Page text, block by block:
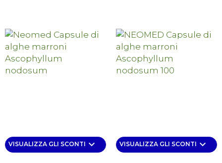
VISUALIZZA GLI SCONTI keyboard_arrow_down VISUALIZZA GLI SCONTI keyboard_arrow_down